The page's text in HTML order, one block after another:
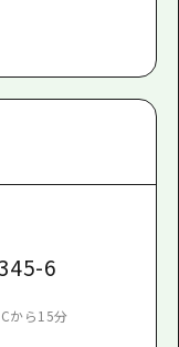
6
から15分